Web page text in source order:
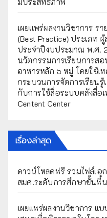
เผยเเพร่ผลงานวิชาการ ร
(Best Practice) ประเภท
ประจำปีงบประมาณ พ.ศ.
นวัตกรรมการเรียนการส
อาหารหลัก 5 หมู่ โดยใช้เ
กระบวนการจัดการเรียนรู้
กับการใช้สื่อระบบคลังสื่อ
Centent Center
เรื่องล่าสุด
ดาวน์โหลดฟรี รวมไฟล์เอ
สมศ.ระดับการศึกษาขั้นพื้
เผยแพร่ผลงานวิชาการ แ